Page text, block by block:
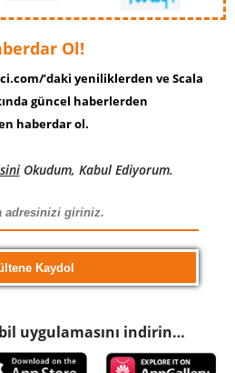
Ol!
’daki yeniliklerden ve Scala
güncel haberlerden
haberdar ol.
Okudum, Kabul Ediyorum.
uygulamasını indirin…